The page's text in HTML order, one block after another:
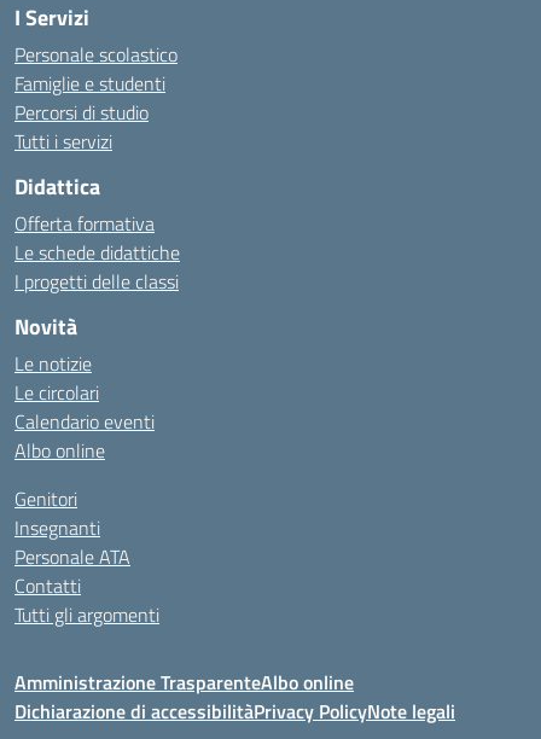
I Servizi
Personale scolastico
Famiglie e studenti
Percorsi di studio
Tutti i servizi
Didattica
Offerta formativa
Le schede didattiche
I progetti delle classi
Novità
Le notizie
Le circolari
Calendario eventi
Albo online
Genitori
Insegnanti
Personale ATA
Contatti
Tutti gli argomenti
Amministrazione TrasparenteAlbo online
Dichiarazione di accessibilitàPrivacy PolicyNote legali